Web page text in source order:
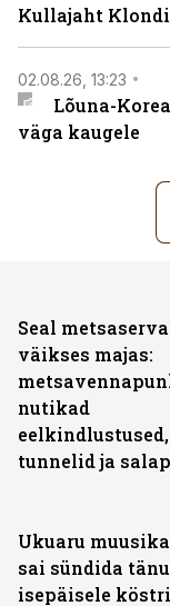
Kullajaht
02.08.26, 13:23
Lõuna-
väga kaugele
Seal
väikses majas:
nutikad
eelkindlustused,
tunnelid ja
Ukuaru
sai sündida tänu
isepäisele